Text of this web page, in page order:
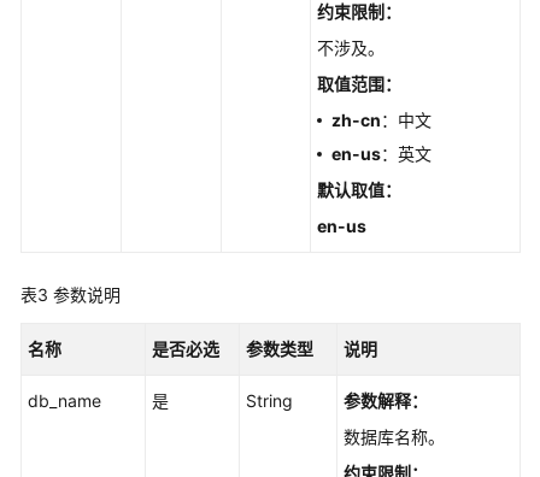
份
理
约束限制：
不涉及。
取值范围：
zh-cn：中文
en-us：英文
默认取值：
en-us
表3 参数说明
名称 是否必选 参数类型 说明
db_name 是 String
参数解释：
数据库名称。
约束限制：